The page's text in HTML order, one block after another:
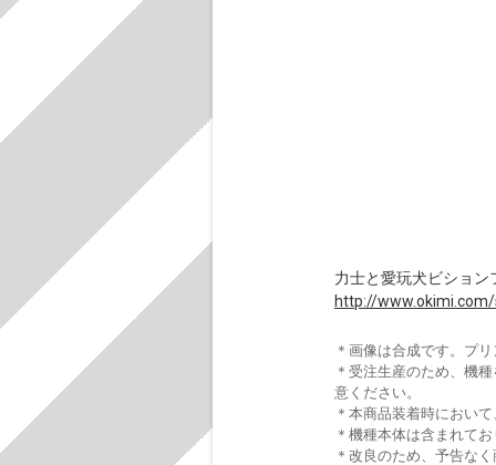
力士と愛玩犬ビション
http://
＊画像は合成です。プ
＊受注生産のため、機
意ください。
＊本商品装着時におい
＊機種本体は含まれてお
＊改良のため、予告な